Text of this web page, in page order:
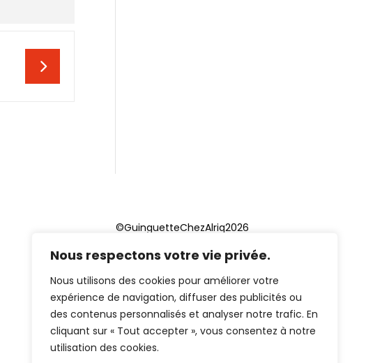
Nous respectons votre vie privée.
Nous utilisons des cookies pour améliorer votre
expérience de navigation, diffuser des publicités ou
des contenus personnalisés et analyser notre trafic. En
cliquant sur « Tout accepter », vous consentez à notre
utilisation des cookies.
©GuinguetteChezAlriq2026
Création site internet YOSOY